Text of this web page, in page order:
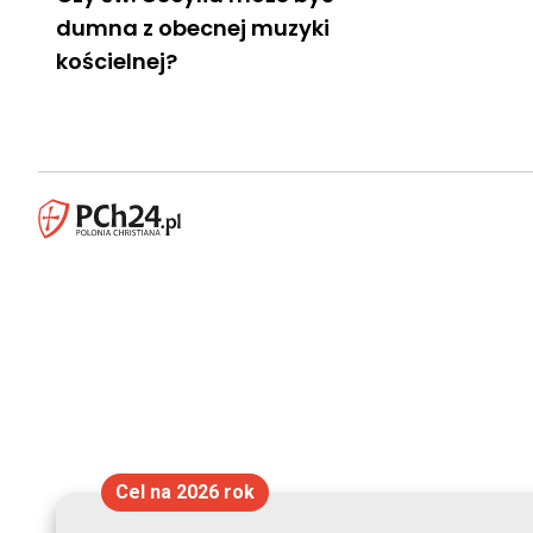
dumna z obecnej muzyki
kościelnej?
Cel na 2026 rok